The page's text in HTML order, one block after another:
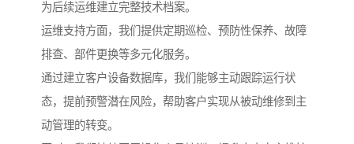
为后续运维建立完整技术档案。
运维支持方面，我们提供定期巡检、预防性保养、故障
排查、部件更换等多元化服务。
通过建立客户设备数据库，我们能够主动跟踪运行状
态，提前预警潜在风险，帮助客户实现从被动维修到主
动管理的转变。